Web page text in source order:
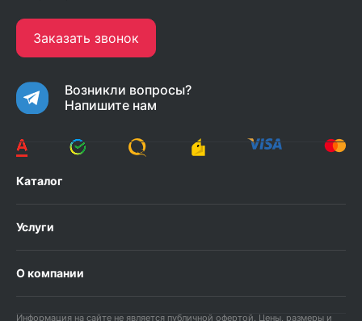
Заказать звонок
Возникли вопросы?
Напишите нам
Каталог
Услуги
О компании
Информация на сайте не является публичной офертой. Цены, размеры и